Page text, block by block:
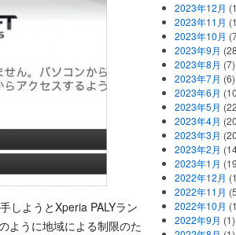
しようとXperia PALYラン
ように地域による制限のた
2023年12月
2023年11月
2023年10月
2023年9月
2023年8月 (7)
2023年7月 (6)
2023年6月
2023年5月
2023年4月
2023年3月
2023年2月
2023年1月
2022年12月
2022年11月
2022年10月
2022年9月 (1)